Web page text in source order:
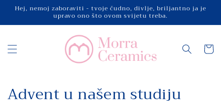
na
Hej, nemoj zaboraviti - tvoje čudno, divlje, briljantno ja je
upravo ono što ovom svijetu treba.
K
Advent u našem studiju